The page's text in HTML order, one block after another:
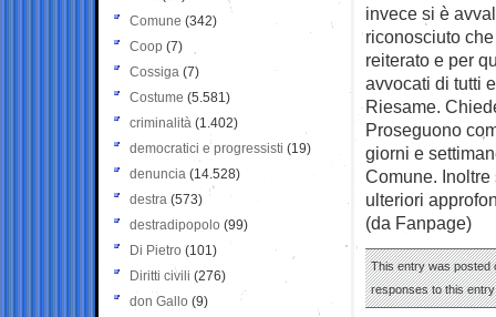
invece si è
riconosciuto
reiterato e per
avvocati di tutti
Riesame.
Proseguono
giorni e
Comune.
ulteriori
(da Fanpage)
This entry was posted
responses to this
Comune (342)
Coop (7)
Cossiga (7)
Costume (5.581)
criminalità (1.402)
democratici e progressisti (19)
denuncia (14.528)
destra (573)
destradipopolo (99)
Di Pietro (101)
Diritti civili (276)
don Gallo (9)